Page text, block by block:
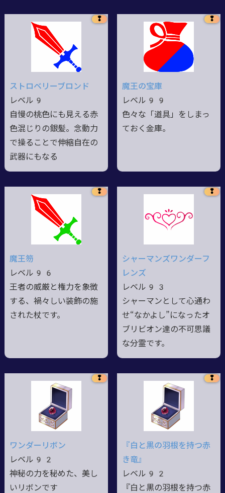
❢
ストロベリーブロンド
レベル9
自慢の桃色にも見える赤
色混じりの銀髪。念動力
で操ることで伸縮自在の
武器にもなる
❢
魔王の宝庫
レベル99
色々な「道具」をしまっ
ておく金庫。
❢
魔王笏
レベル96
王者の威厳と権力を象徴
する、禍々しい装飾の施
された杖です。
❢
シャーマンズワンダーフ
レンズ
レベル93
シャーマンとして心通わ
せ“なかよし”になったオ
ブリビオン達の不可思議
な分霊です。
❢
ワンダーリボン
レベル92
神秘の力を秘めた、美し
いリボンです
❢
『白と黒の羽根を持つ赤
き竜』
レベル92
『白と黒の羽根を持つ赤